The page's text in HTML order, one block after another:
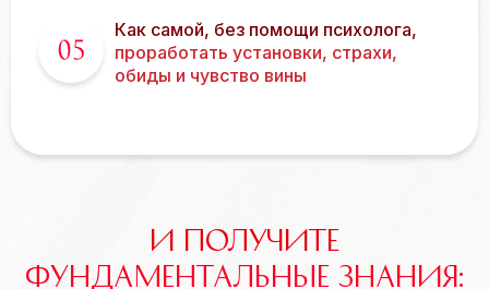
Как самой, без помощи психолога,
проработать установки, страхи,
обиды и чувство вины
И ПОЛУЧИТЕ
ФУНДАМЕНТАЛЬНЫЕ ЗНАНИЯ: